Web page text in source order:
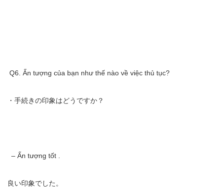
Q6. Ấn tượng của bạn như thế nào về việc thủ tục?
・手続きの印象はどうですか？
– Ấn tượng tốt .
良い印象でした。